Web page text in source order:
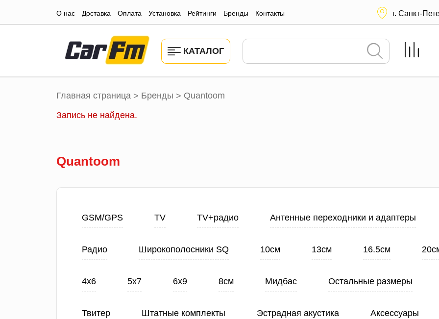
О нас Доставка Оплата Установка Рейтинги Бренды Контакты г. Санкт-
КАТАЛОГ
Главная страница > Бренды > Quantoom
Запись не найдена.
Quantoom
GSM/GPS TV TV+радио Антенные переходники и адаптеры
Радио Широкополосники SQ 10см 13см 16.5см
4х6 5х7 6х9 8см Мидбас Остальные размеры
Твитер Штатные комплекты Эстрадная акустика Аксессуары